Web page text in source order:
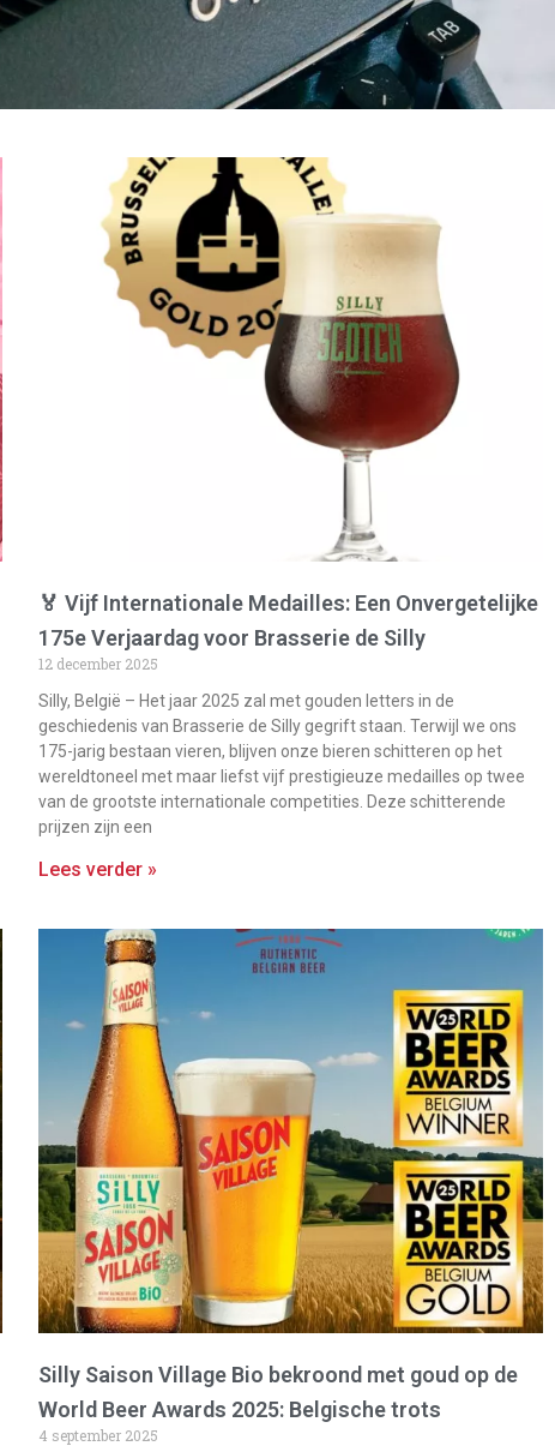
🏅 Vijf Internationale Medailles: Een Onvergetelijke
175e Verjaardag voor Brasserie de Silly
12 december 2025
Silly, België – Het jaar 2025 zal met gouden letters in de
geschiedenis van Brasserie de Silly gegrift staan. Terwijl we ons
175-jarig bestaan vieren, blijven onze bieren schitteren op het
wereldtoneel met maar liefst vijf prestigieuze medailles op twee
van de grootste internationale competities. Deze schitterende
prijzen zijn een
Lees verder »
Silly Saison Village Bio bekroond met goud op de
World Beer Awards 2025: Belgische trots
4 september 2025